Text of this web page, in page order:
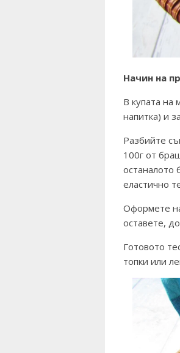
Начин на
В купата на
напитка) и
Разбийте
100г от
останалото
еластично
Оформете
оставете,
Готовото
топки или